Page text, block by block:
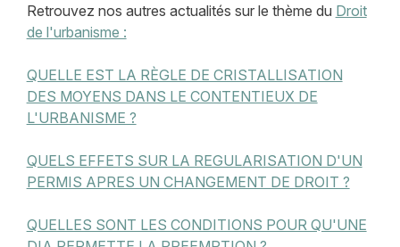
Retrouvez nos autres actualités sur le thème du Droit
de l'urbanisme :
QUELLE EST LA RÈGLE DE CRISTALLISATION
DES MOYENS DANS LE CONTENTIEUX DE
L'URBANISME ?
QUELS EFFETS SUR LA REGULARISATION D'UN
PERMIS APRES UN CHANGEMENT DE DROIT ?
QUELLES SONT LES CONDITIONS POUR QU'UNE